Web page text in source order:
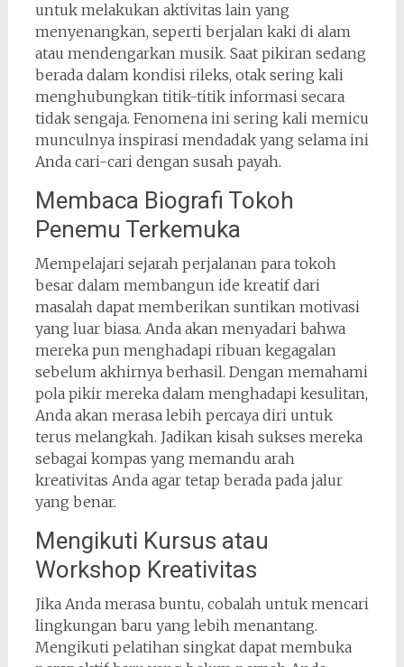
untuk melakukan aktivitas lain yang
menyenangkan, seperti berjalan kaki di alam
atau mendengarkan musik. Saat pikiran sedang
berada dalam kondisi rileks, otak sering kali
menghubungkan titik-titik informasi secara
tidak sengaja. Fenomena ini sering kali memicu
munculnya inspirasi mendadak yang selama ini
Anda cari-cari dengan susah payah.
Membaca Biografi Tokoh
Penemu Terkemuka
Mempelajari sejarah perjalanan para tokoh
besar dalam membangun ide kreatif dari
masalah dapat memberikan suntikan motivasi
yang luar biasa. Anda akan menyadari bahwa
mereka pun menghadapi ribuan kegagalan
sebelum akhirnya berhasil. Dengan memahami
pola pikir mereka dalam menghadapi kesulitan,
Anda akan merasa lebih percaya diri untuk
terus melangkah. Jadikan kisah sukses mereka
sebagai kompas yang memandu arah
kreativitas Anda agar tetap berada pada jalur
yang benar.
Mengikuti Kursus atau
Workshop Kreativitas
Jika Anda merasa buntu, cobalah untuk mencari
lingkungan baru yang lebih menantang.
Mengikuti pelatihan singkat dapat membuka